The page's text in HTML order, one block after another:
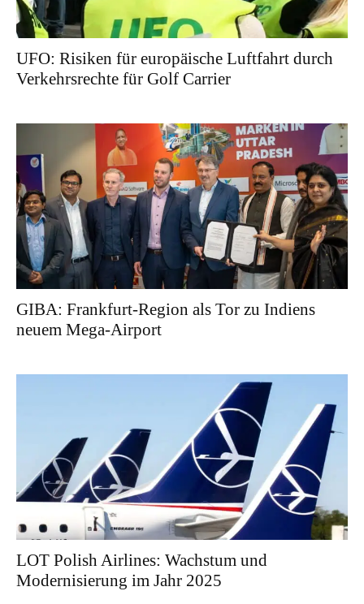
UFO: Risiken für europäische Luftfahrt durch
Verkehrsrechte für Golf Carrier
GIBA: Frankfurt-Region als Tor zu Indiens
neuem Mega-Airport
LOT Polish Airlines: Wachstum und
Modernisierung im Jahr 2025